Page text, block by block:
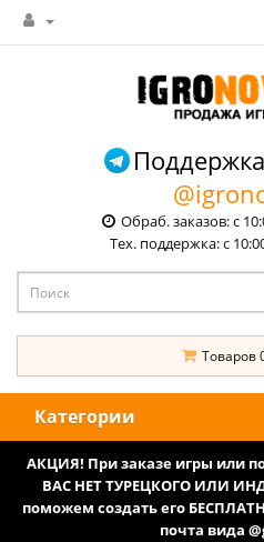
Обраб. заказов: с
Тех. поддержка: с
Товаров
Категории
АКЦИЯ! При заказе игры или
ВАС НЕТ ТУРЕЦКОГО ИЛИ
поможем создать его
почта вида